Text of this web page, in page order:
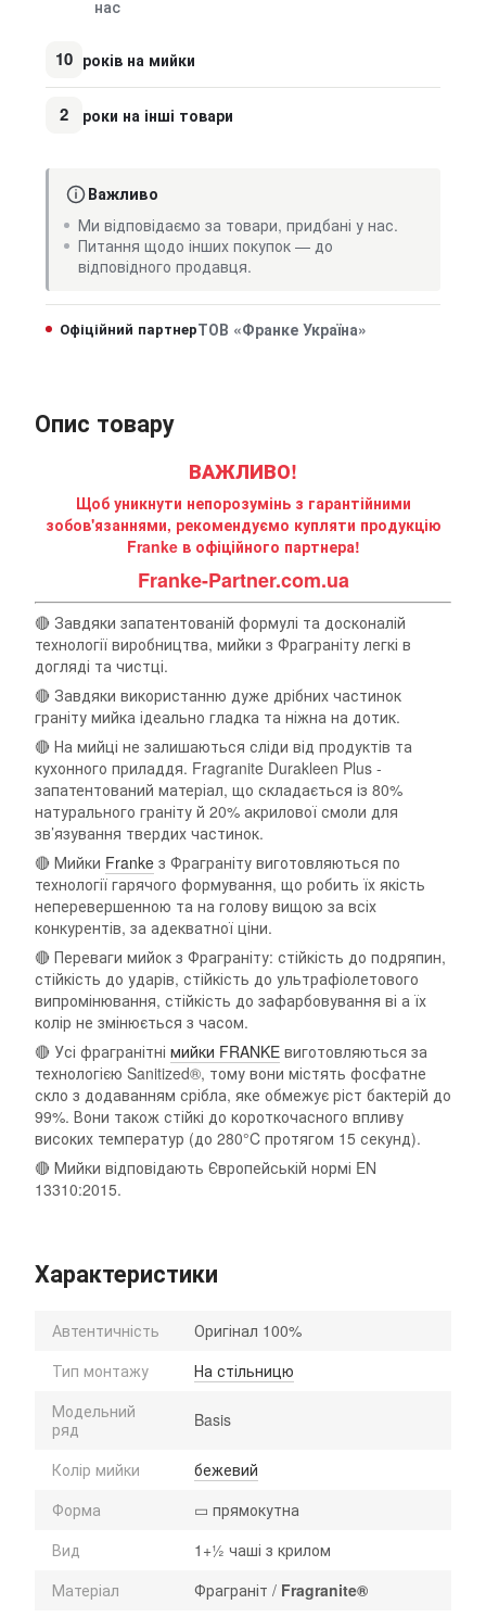
нас
10 років на мийки
2 роки на інші товари
Важливо
Ми відповідаємо за товари, придбані у нас.
Питання щодо інших покупок — до
відповідного продавця.
Офіційний партнерТОВ «Франке Україна»
Опис товару
ВАЖЛИВО!
Щоб уникнути непорозумінь з гарантійними
зобов'язаннями, рекомендуємо купляти продукцію
Franke в офіційного партнера!
Franke-Partner.com.ua
🔴 Завдяки запатентованій формулі та досконалій
технології виробництва, мийки з Фраграніту легкі в
догляді та чистці.
🔴 Завдяки використанню дуже дрібних частинок
граніту мийка ідеально гладка та ніжна на дотик.
🔴 На мийці не залишаються сліди від продуктів та
кухонного приладдя. Fragranite Durakleen Plus -
запатентований матеріал, що складається із 80%
натурального граніту й 20% акрилової смоли для
зв’язування твердих частинок.
🔴 Мийки Franke з Фраграніту виготовляються по
технології гарячого формування, що робить їх якість
неперевершенною та на голову вищою за всіх
конкурентів, за адекватної ціни.
🔴 Переваги мийок з Фраграніту: стійкість до подряпин,
стійкість до ударів, стійкість до ультрафіолетового
випромінювання, стійкість до зафарбовування ві а їх
колір не змінюється з часом.
🔴 Усі фрагранітні мийки FRANKE виготовляються за
технологією Sanitized®, тому вони містять фосфатне
скло з додаванням срібла, яке обмежує ріст бактерій до
99%. Вони також стійкі до короткочасного впливу
високих температур (до 280°C протягом 15 секунд).
🔴 Мийки відповідають Європейській нормі EN
13310:2015.
Характеристики
Автентичність
Оригінал 100%
Тип монтажу
На стільницю
Модельний
ряд
Basis
Колір мийки
бежевий
Форма
▭ прямокутна
Вид
1+½ чаші з крилом
Матеріал
Фраграніт / Fragranite®